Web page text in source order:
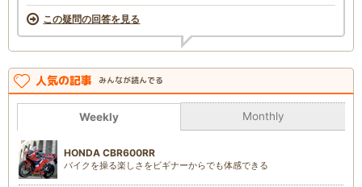
この疑問の回答を見る
人気の記事 みんなが読んでる
Weekly Monthly
HONDA CBR600RR
バイクを操る楽しさをビギナーからでも体感できる